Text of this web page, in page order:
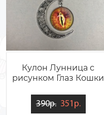
Кулон Лунница с
рисунком Глаз Кошки
390р. 351р.